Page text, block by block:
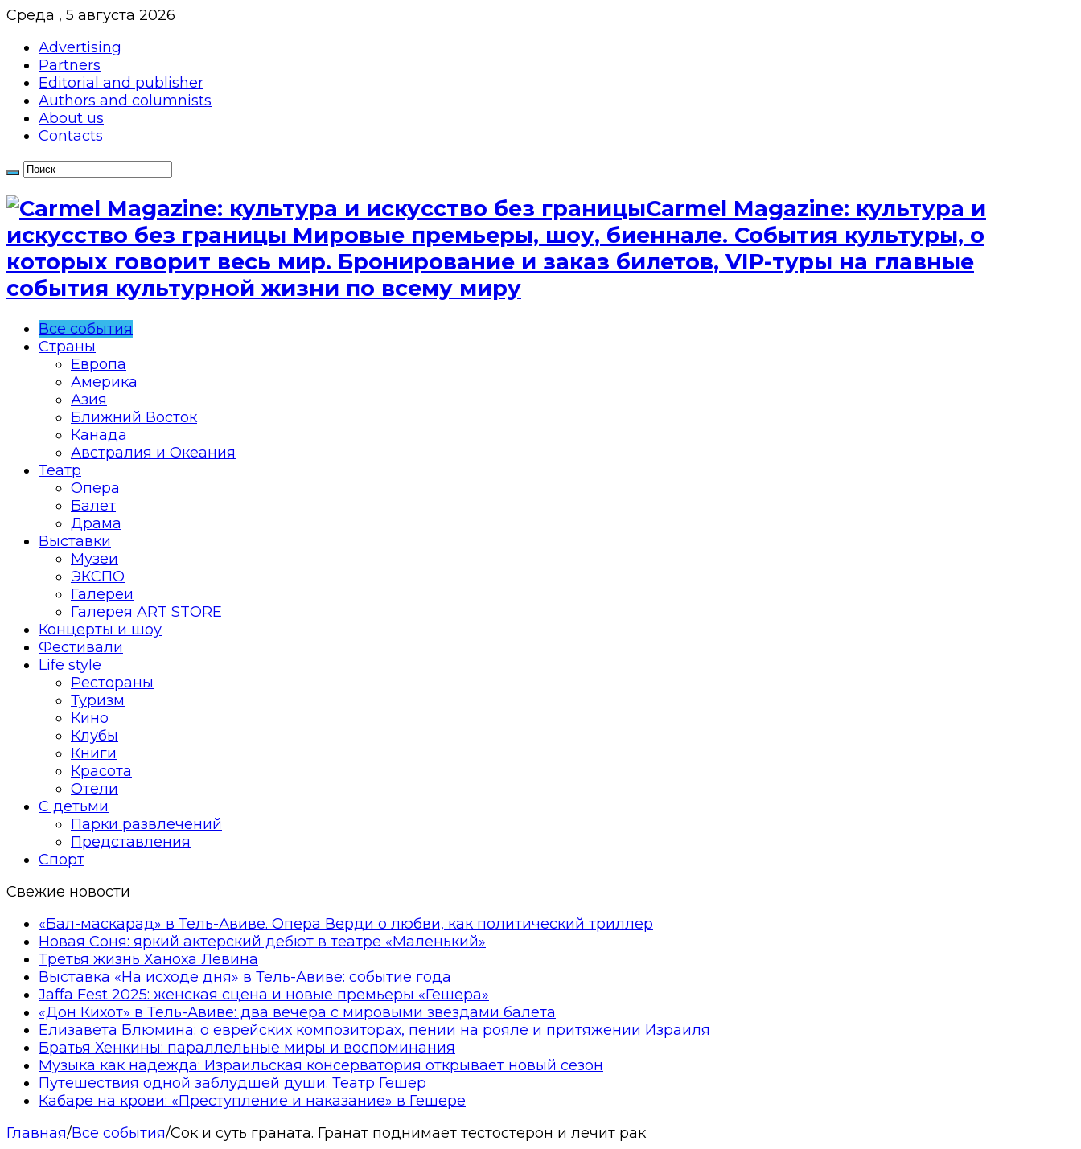
Среда , 5 августа 2026
Advertising
Partners
Editorial and publisher
Authors and columnists
About us
Contacts
Сarmel Magazine: культура и
искусство без границы Мировые премьеры, шоу, биеннале. События культуры, о
которых говорит весь мир. Бронирование и заказ билетов, VIP-туры на главные
события культурной жизни по всему миру
Все события
Страны
Европа
Америка
Азия
Ближний Восток
Канада
Австралия и Океания
Театр
Опера
Балет
Драма
Выставки
Музеи
ЭКСПО
Галереи
Галерея ART STORE
Концерты и шоу
Фестивали
Life style
Рестораны
Туризм
Кино
Клубы
Книги
Красота
Отели
С детьми
Парки развлечений
Представления
Спорт
Свежие новости
«Бал-маскарад» в Тель-Авиве. Опера Верди о любви, как политический триллер
Новая Соня: яркий актерский дебют в театре «Маленький»
Третья жизнь Ханоха Левина
Выставка «На исходе дня» в Тель-Авиве: событие года
Jaffa Fest 2025: женская сцена и новые премьеры «Гешера»
«Дон Кихот» в Тель-Авиве: два вечера с мировыми звёздами балета
Елизавета Блюмина: о еврейских композиторах, пении на рояле и притяжении Израиля
Братья Хенкины: параллельные миры и воспоминания
Музыка как надежда: Израильская консерватория открывает новый сезон
Путешествия одной заблудшей души. Театр Гешер
Кабаре на крови: «Преступление и наказание» в Гешере
Главная/Все события/Сок и суть граната. Гранат поднимает тестостерон и лечит рак